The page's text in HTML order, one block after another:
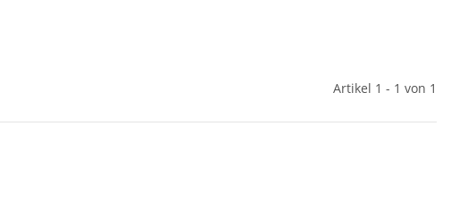
Artikel 1 - 1 von 1